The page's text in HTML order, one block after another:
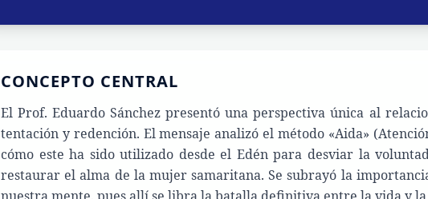
CONCEPTO CENTRAL
El Prof. Eduardo Sánchez presentó una perspectiva única al
tentación y redención. El mensaje analizó el método «Aida»
cómo este ha sido utilizado desde el Edén para desviar la
restaurar el alma de la mujer samaritana. Se subrayó la